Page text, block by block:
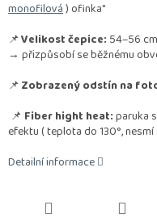
monofilová) ofinka"
📌Velikost čepice: 54–56 cm
→ přizpůsobí se běžnému
📌Zobrazený odstín na
📌 Fiber hight heat:paruka
efektu ( teplota do 130°,
Detailní informace